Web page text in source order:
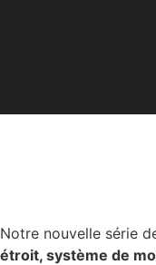
Notre nouvelle série
étroit, système de